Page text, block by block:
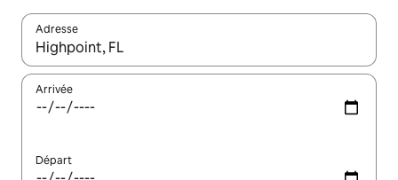
Adresse
Lorsque les résultats s'affichent, utilisez les flèches vers le
Arrivée
Départ